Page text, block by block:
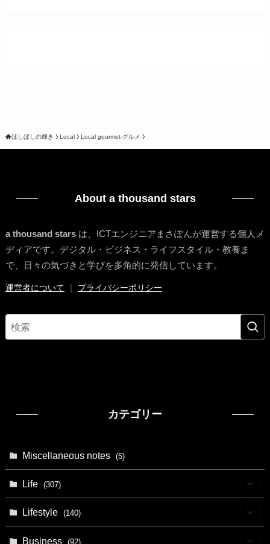
ほしぼしの輝き Local Local gourmet-グルメ
About a thousand stars
a thousand starsは、ICTエンジニアまさぽんが運営する個人メ
ディアです。デジタル・ビジネス・ライフスタイル・教養ま
で、日々の気づきと学びを多角的に発信しています。
運営者について プライバシーポリシー
カテゴリー
Miscellaneous notes (5)
Life (307)
Lifestyle (140)
Business (92)